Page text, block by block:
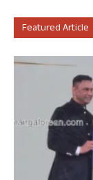
Featured Article